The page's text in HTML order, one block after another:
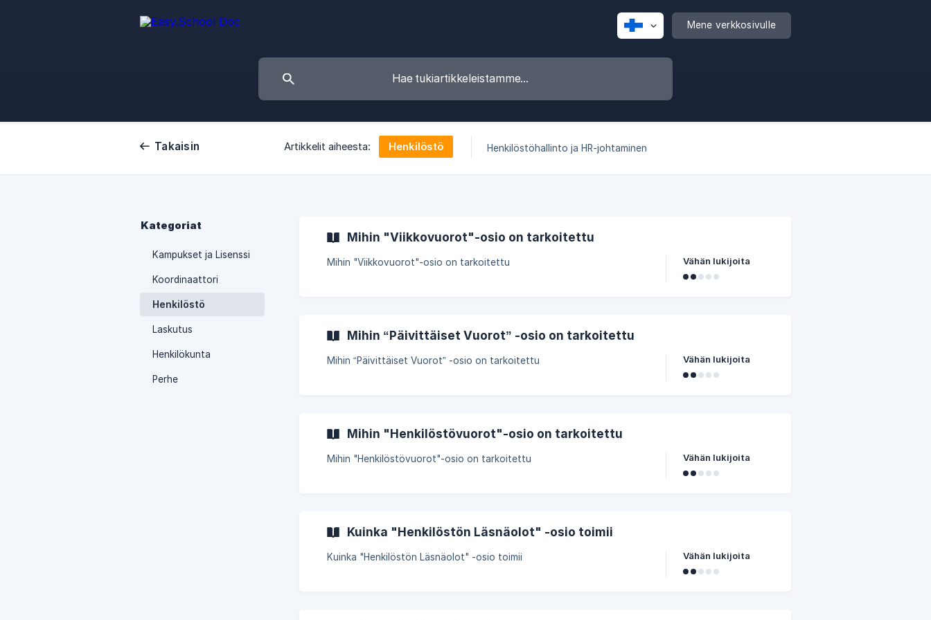
Mene verkkosivulle
Takaisin Artikkelit aiheesta: Henkilöstö Henkilöstöhallinto ja HR-johtaminen
Kategoriat
Kampukset ja Lisenssi
Koordinaattori
Henkilöstö
Laskutus
Henkilökunta
Perhe
Mihin "Viikkovuorot"-osio on tarkoitettu
Mihin "Viikkovuorot"-osio on tarkoitettu Vähän lukijoita
Mihin “Päivittäiset Vuorot” -osio on tarkoitettu
Mihin “Päivittäiset Vuorot” -osio on tarkoitettu Vähän lukijoita
Mihin "Henkilöstövuorot"-osio on tarkoitettu
Mihin "Henkilöstövuorot"-osio on tarkoitettu Vähän lukijoita
Kuinka "Henkilöstön Läsnäolot" -osio toimii
Kuinka "Henkilöstön Läsnäolot" -osio toimii Vähän lukijoita